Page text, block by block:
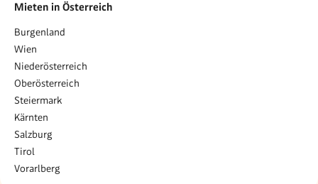
Mieten in Österreich
Burgenland
Wien
Niederösterreich
Oberösterreich
Steiermark
Kärnten
Salzburg
Tirol
Vorarlberg